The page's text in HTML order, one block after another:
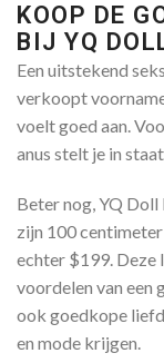
KOOP DE
BIJ YQ
Een uitstekend
verkoopt
voelt goed aan.
anus stelt je in
Beter nog, YQ
zijn 100
echter $199. Deze
voordelen van een
ook goedkope
en mode krijgen.